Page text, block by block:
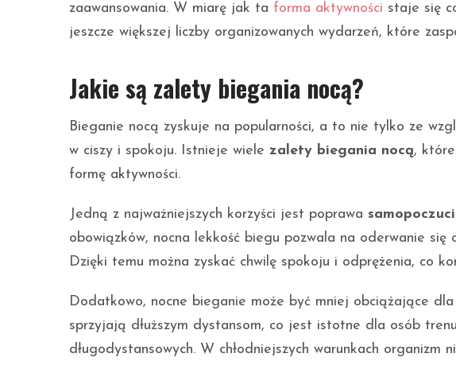
zaawansowania. W miarę jak ta forma aktywności staje się
jeszcze większej liczby organizowanych wydarzeń, które
Jakie są zalety biegania nocą?
Bieganie nocą zyskuje na popularności, a to nie tylko ze
w ciszy i spokoju. Istnieje wiele zalety biegania nocą,
formę aktywności.
Jedną z najważniejszych korzyści jest poprawa
obowiązków, nocna lekkość biegu pozwala na oderwanie
Dzięki temu można zyskać chwilę spokoju i odprężenia, co
Dodatkowo, nocne bieganie może być mniej obciążające
sprzyjają dłuższym dystansom, co jest istotne dla osób
długodystansowych. W chłodniejszych warunkach